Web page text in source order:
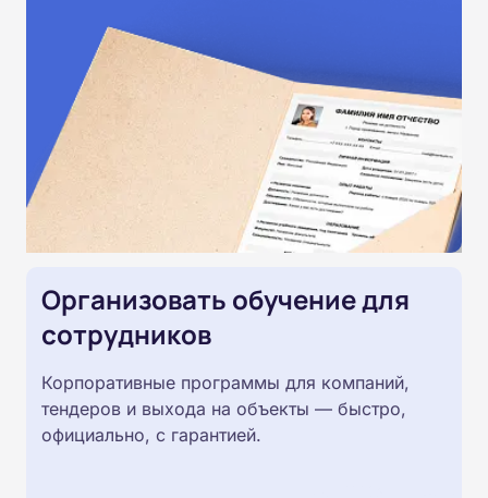
Организовать обучение для
сотрудников
Корпоративные программы для компаний,
тендеров и выхода на объекты — быстро,
официально, с гарантией.